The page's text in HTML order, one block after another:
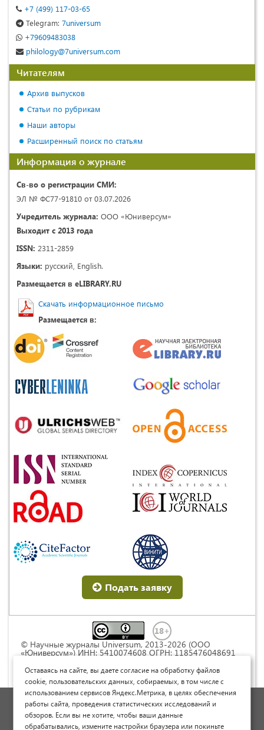
+7 (499) 117-03-65
Telegram: 7universum
+79609483038
philology@7universum.com
Читателям
Архив выпусков
Статьи по рубрикам
Наши авторы
Расширенный поиск по статьям
Информация о журнале
Св-во о регистрации СМИ:
ЭЛ № ФС77-91810 от 03.07.2026
Учредитель журнала: ООО «Юниверсум»
Выходит с 2013 года
ISSN: 2311-2859
Языки: русский, English.
Размещается в eLIBRARY.RU
Скачать информационное письмо
Размещается в:
Подать заявку
© Научные журналы Universum, 2013-2026 (ООО
«Юниверсум») ИНН: 5410074608 ОГРН: 1185476048691
Commons « Attribution» («Атрибуция») 4.0
Непортированная
Политика обработки персональных данных
Договор оферты
Оставаясь на сайте, вы даете согласие на обработку файлов
cookie, пользовательских данных, собираемых, в том числе с
использованием сервисов Яндекс.Метрика, в целях обеспечения
работы сайта, проведения статистических исследований и
обзоров. Если вы не хотите, чтобы ваши данные
обрабатывались, измените настройки браузера или покиньте